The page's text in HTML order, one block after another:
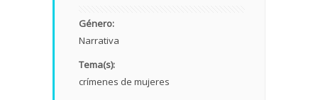
Género:
Narrativa
Tema(s):
crímenes de mujeres